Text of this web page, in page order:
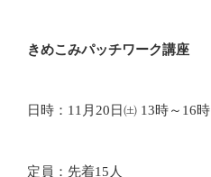
きめこみパッチワーク講座
日時：11月20日㈯ 13時～16時
定員：先着15人